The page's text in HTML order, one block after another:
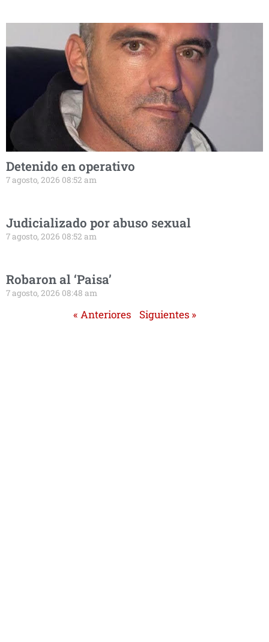
Detenido en operativo
7 agosto, 2026 08:52 am
Judicializado por abuso sexual
7 agosto, 2026 08:52 am
Robaron al ‘Paisa’
7 agosto, 2026 08:48 am
« Anteriores Siguientes »